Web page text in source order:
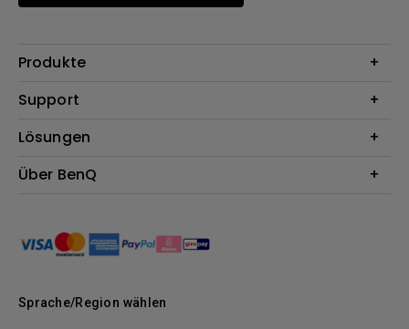
Produkte
Beamer
Lampen
Webcams
Support
Kontakt
Reparaturservice
BenQ Blog
Lösungen
Für Unternehmen
Über BenQ
Nachhaltigkeit
News
Sprache/Region wählen